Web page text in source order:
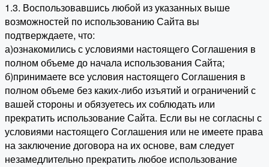
1.3. Воспользовавшись любой из указанных выше
возможностей по использованию Сайта вы
подтверждаете, что:
а)ознакомились с условиями настоящего Соглашения в
полном объеме до начала использования Сайта;
б)принимаете все условия настоящего Соглашения в
полном объеме без каких-либо изъятий и ограничений с
вашей стороны и обязуетесь их соблюдать или
прекратить использование Сайта. Если вы не согласны с
условиями настоящего Соглашения или не имеете права
на заключение договора на их основе, вам следует
незамедлительно прекратить любое использование